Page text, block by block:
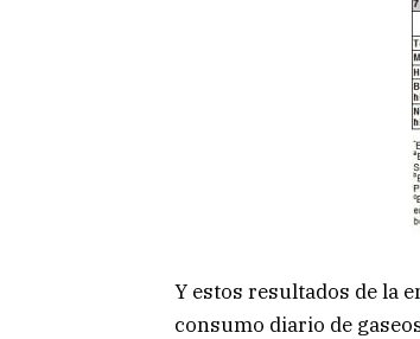
Y estos resultados de la
consumo diario de